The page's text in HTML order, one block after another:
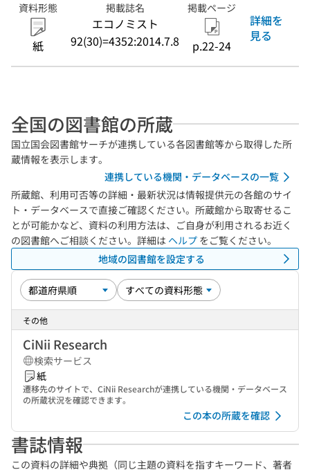
資料形態
紙
掲載誌名
エコノミスト
92(30)=4352:2014.7.8
掲載ページ
p.22-24
詳細を
見る
全国の図書館の所蔵
国立国会図書館サーチが連携している各図書館等から取得した所
蔵情報を表示します。
連携している機関・データベースの一覧
所蔵館、利用可否等の詳細・最新状況は情報提供元の各館のサイ
ト・データベースで直接ご確認ください。所蔵館から取寄せるこ
とが可能かなど、資料の利用方法は、ご自身が利用されるお近く
の図書館へご相談ください。詳細は ヘルプ をご覧ください。
地域の図書館を設定する
その他
CiNii Research
検索サービス
紙
遷移先のサイトで、CiNii Researchが連携している機関・データベース
の所蔵状況を確認できます。
この本の所蔵を確認
書誌情報
この資料の詳細や典拠（同じ主題の資料を指すキーワード、著者